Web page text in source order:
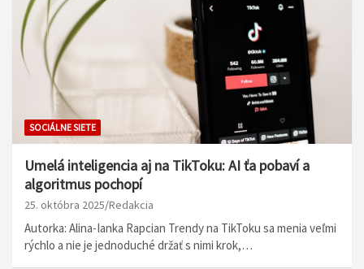
SOCIÁLNE SIETE
Umelá inteligencia aj na TikToku: AI ťa pobaví a
algoritmus pochopí
25. októbra 2025 Redakcia
Autorka: Alina-Ianka Rapcian Trendy na TikToku sa menia veľmi
rýchlo a nie je jednoduché držať s nimi krok,…